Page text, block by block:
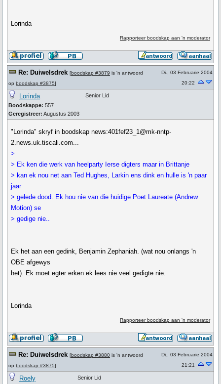
Lorinda
Rapporteer boodskap aan 'n moderator
Re: Duiwelsdrek [boodskap #3879 is 'n antwoord
op boodskap #3875]
Di., 03 Februarie 2004
20:22
Lorinda
Boodskappe: 557
Geregistreer: Augustus 2003
Senior Lid
"Lorinda" skryf in boodskap news:401fef23_1@mk-nntp-
2.news.uk.tiscali.com...
>
> Ek ken die werk van heelparty Ierse digters maar in Brittanje
> kan ek nou net aan Ted Hughes, Larkin ens dink en hulle is 'n paar
jaar
> gelede dood. Ek hou nie van die huidige Poet Laureate (Andrew
Motion) se
> gedige nie..
Ek het aan een gedink, Benjamin Zephaniah. (wat nou onlangs 'n
OBE afgewys
het). Ek moet egter erken ek lees nie veel gedigte nie.
Lorinda
Rapporteer boodskap aan 'n moderator
Re: Duiwelsdrek [boodskap #3880 is 'n antwoord
op boodskap #3875]
Di., 03 Februarie 2004
21:21
Roely Senior Lid